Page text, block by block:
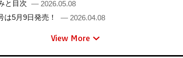
と目次 — 2026.05.08
は5月9日発売！
— 2026.04.08
View More